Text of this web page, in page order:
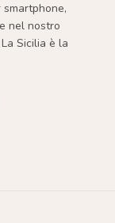
nel nostro
Sicilia è la